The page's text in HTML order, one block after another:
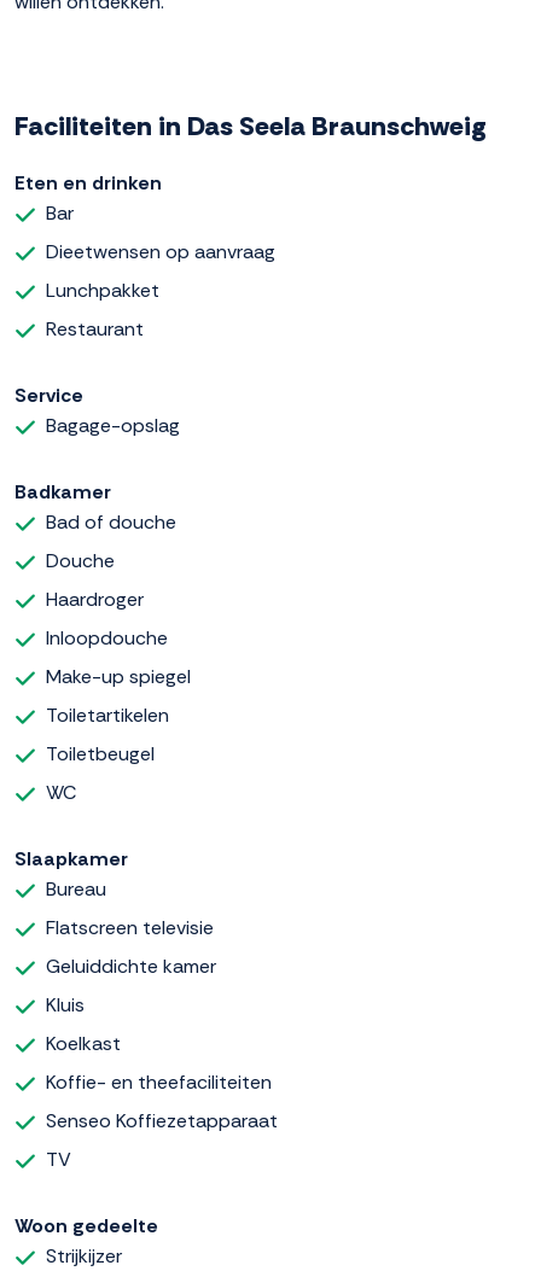
Faciliteiten in Das Seela Braunschweig
Eten en drinken
Bar
Dieetwensen op aanvraag
Lunchpakket
Restaurant
Service
Bagage-opslag
Badkamer
Bad of douche
Douche
Haardroger
Inloopdouche
Make-up spiegel
Toiletartikelen
Toiletbeugel
WC
Slaapkamer
Bureau
Flatscreen televisie
Geluiddichte kamer
Kluis
Koelkast
Koffie- en theefaciliteiten
Senseo Koffiezetapparaat
TV
Woon gedeelte
Strijkijzer